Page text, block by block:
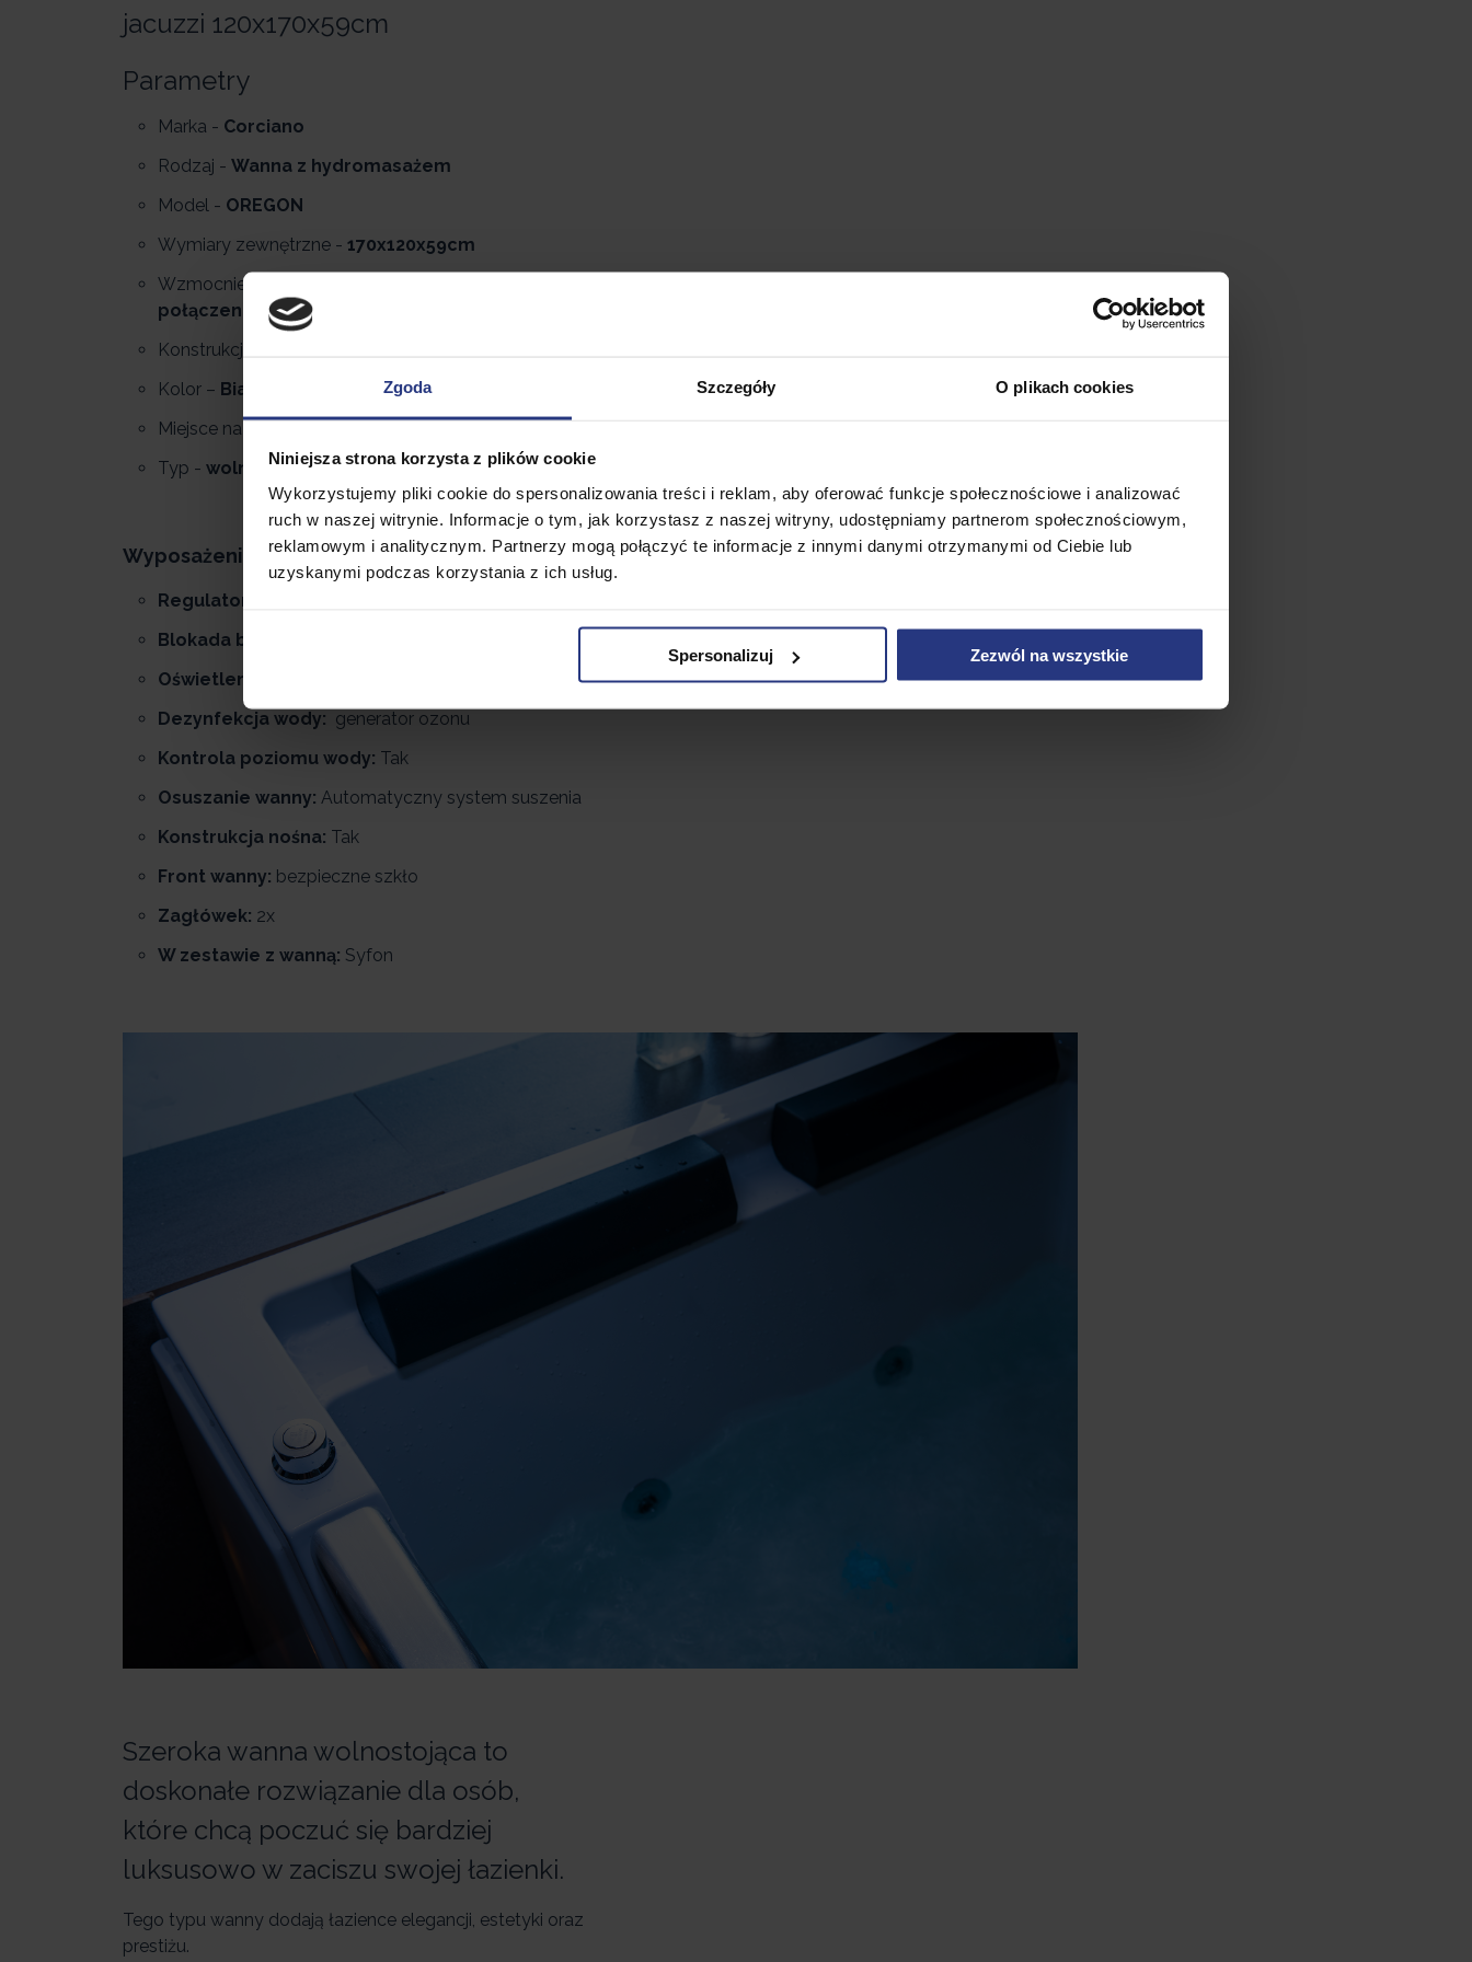
Zgoda Szczegóły O plikach cookies
Niniejsza strona korzysta z plików cookie
Wykorzystujemy pliki cookie do spersonalizowania treści i reklam, aby oferować funkcje społecznościowe i analizować
ruch w naszej witrynie. Informacje o tym, jak korzystasz z naszej witryny, udostępniamy partnerom społecznościowym,
reklamowym i analitycznym. Partnerzy mogą połączyć te informacje z innymi danymi otrzymanymi od Ciebie lub
uzyskanymi podczas korzystania z ich usług.
Spersonalizuj Zezwól na wszystkie
jacuzzi 120x170x59cm
Parametry
Marka - Corciano
Rodzaj - Wanna z hydromasażem
Model - OREGON
Wymiary zewnętrzne - 170x120x59cm
Wzmocnienie niecki -
połączenie akrylu, ABS i polimeru
Konstrukcja nośna -
Kolor – Biały
Miejsce na leżąco -
Typ - wolnostojąca
Wyposażenie wanny:
Regulator powietrza:
Blokada bezpieczeństwa:
Oświetlenie wanny:
Dezynfekcja wody: generator ozonu
Kontrola poziomu wody: Tak
Osuszanie wanny: Automatyczny system suszenia
Konstrukcja nośna: Tak
Front wanny: bezpieczne szkło
Zagłówek: 2x
W zestawie z wanną: Syfon
Szeroka wanna wolnostojąca to
doskonałe rozwiązanie dla osób,
które chcą poczuć się bardziej
luksusowo w zaciszu swojej łazienki.
Tego typu wanny dodają łazience elegancji, estetyki oraz
prestiżu.